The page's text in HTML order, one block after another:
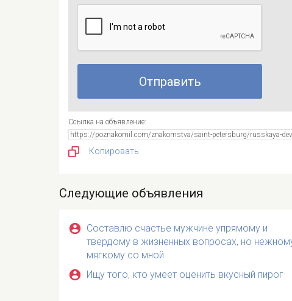
Ссылка на объявление:
Копировать
Следующие объявления
Составлю счастье мужчине упрямому и
твёрдому в жизненных вопросах, но
мягкому со мной
Ищу того, кто умеет оценить вкусный пирог